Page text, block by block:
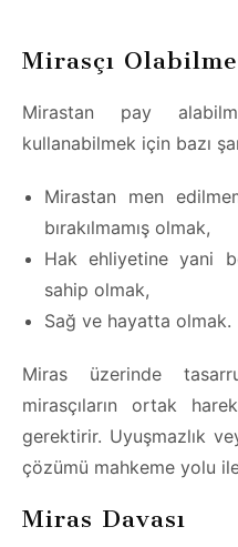
Mirasçı
Mirastan pay
kullanabilmek için bazı
Mirastan men
bırakılmamış olmak,
Hak ehliyetine yani
sahip olmak,
Sağ ve hayatta olmak.
Miras üzerinde
mirasçıların ortak
gerektirir. Uyuşmazlık
çözümü mahkeme yolu
Miras Davası